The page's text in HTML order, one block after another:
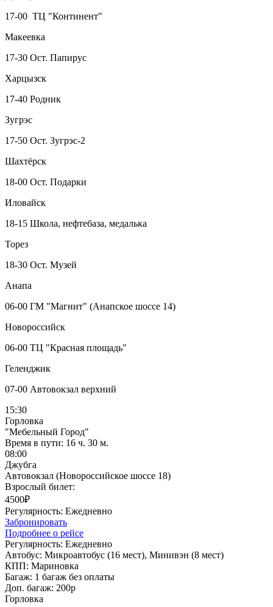
17-00 ТЦ "Континент"
Макеевка
17-30 Ост. Папирус
Харцызск
17-40 Родник
Зугрэс
17-50 Ост. Зугрэс-2
Шахтёрск
18-00 Ост. Подарки
Иловайск
18-15 Школа, нефтебаза, медалька
Торез
18-30 Ост. Музей
Анапа
06-00 ГМ "Магнит" (Анапское шоссе 14)
Новороссийск
06-00 ТЦ "Красная площадь"
Геленджик
07-00 Автовокзал верхний
15:30
Горловка
"Мебельный Город"
Время в пути: 16 ч. 30 м.
08:00
Джубга
Автовокзал (Новороссийское шоссе 18)
Взрослый билет:
4500₽
Регулярность: Ежедневно
Забронировать
Подробнее о рейсе
Регулярность: Ежедневно
Автобус: Микроавтобус (16 мест), Минивэн (8 мест)
КПП: Мариновка
Багаж: 1 багаж без оплаты
Доп. багаж: 200р
Горловка